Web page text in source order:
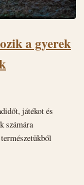
a gyerek
játékot és
számára